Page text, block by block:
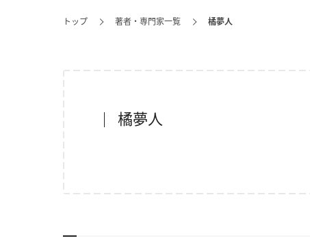
トップ 著者・専門家一覧 橘夢人
橘夢人